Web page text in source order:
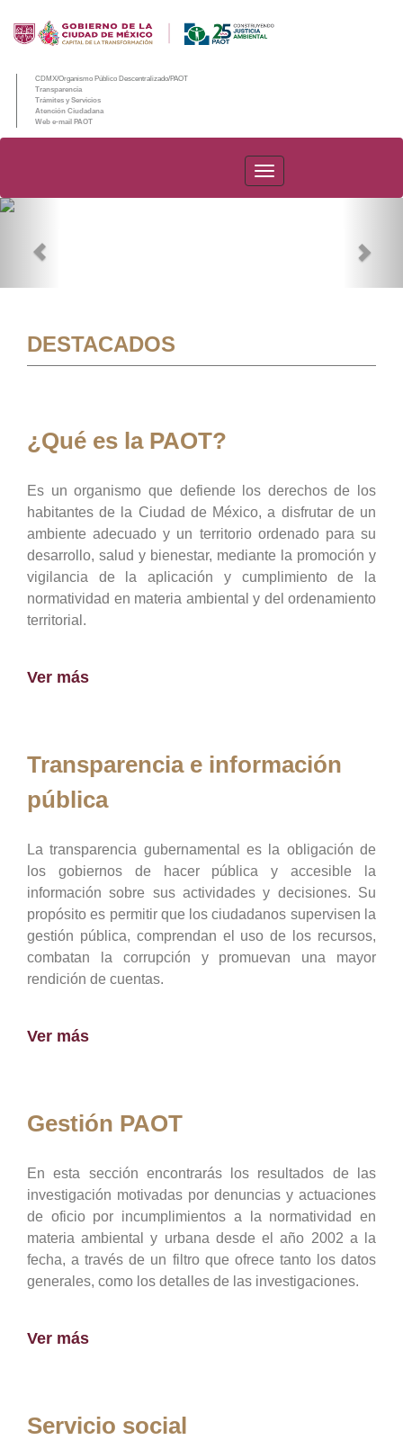
CDMX/Organismo Público Descentralizado/PAOT
Transparencia
Trámites y Servicios
Atención Ciudadana
Web e-mail PAOT
PAOT
DESTACADOS
¿Qué es la PAOT?
Es un organismo que defiende los derechos de los
habitantes de la Ciudad de México, a disfrutar de un
ambiente adecuado y un territorio ordenado para su
desarrollo, salud y bienestar, mediante la promoción y
vigilancia de la aplicación y cumplimiento de la
normatividad en materia ambiental y del ordenamiento
territorial.
Ver más
Transparencia e información
pública
La transparencia gubernamental es la obligación de
los gobiernos de hacer pública y accesible la
información sobre sus actividades y decisiones. Su
propósito es permitir que los ciudadanos supervisen la
gestión pública, comprendan el uso de los recursos,
combatan la corrupción y promuevan una mayor
rendición de cuentas.
Ver más
Gestión PAOT
En esta sección encontrarás los resultados de las
investigación motivadas por denuncias y actuaciones
de oficio por incumplimientos a la normatividad en
materia ambiental y urbana desde el año 2002 a la
fecha, a través de un filtro que ofrece tanto los datos
generales, como los detalles de las investigaciones.
Ver más
Servicio social